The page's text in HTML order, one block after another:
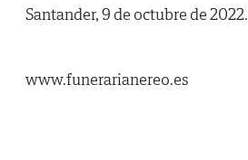
Santander, 9 de octubre de 2022.
www.funerarianereo.es